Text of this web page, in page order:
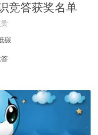
竞答获奖名单
碳